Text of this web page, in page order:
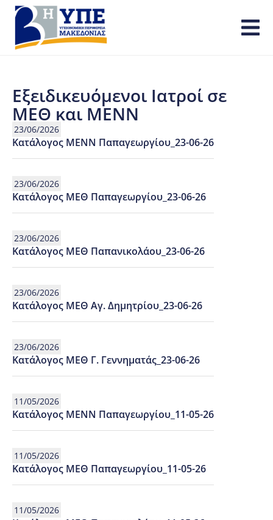
Εξειδικευόμενοι Ιατροί σε
ΜΕΘ και ΜΕΝΝ
23/06/2026
Κατάλογος ΜΕΝΝ Παπαγεωργίου_23-06-26
23/06/2026
Κατάλογος ΜΕΘ Παπαγεωργίου_23-06-26
23/06/2026
Κατάλογος ΜΕΘ Παπανικολάου_23-06-26
23/06/2026
Κατάλογος ΜΕΘ Αγ. Δημητρίου_23-06-26
23/06/2026
Κατάλογος ΜΕΘ Γ. Γεννηματάς_23-06-26
11/05/2026
Κατάλογος ΜΕΝΝ Παπαγεωργίου_11-05-26
11/05/2026
Κατάλογος ΜΕΘ Παπαγεωργίου_11-05-26
11/05/2026